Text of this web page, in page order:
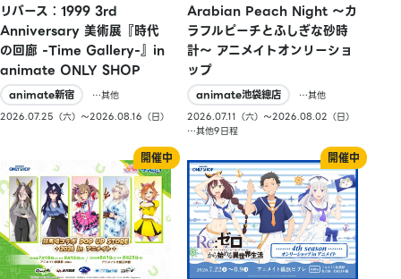
リバース：1999 3rd
Anniversary 美術展『時代
の回廊 -Time Gallery-』in
animate ONLY SHOP
animate新宿
…其他
2026.07.25（六）〜2026.08.16（日）
Arabian Peach Night 〜カ
ラフルピーチとふしぎな砂時
計〜 アニメイトオンリーショ
ップ
animate池袋總店
…其他
2026.07.11（六）〜2026.08.02（日）
…其他9日程